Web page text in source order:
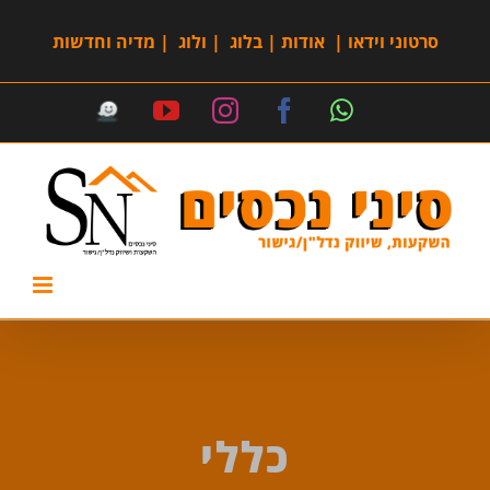
סרטוני וידאו |אודות |בלוג | ולוג | מדיה וחדשות
כללי